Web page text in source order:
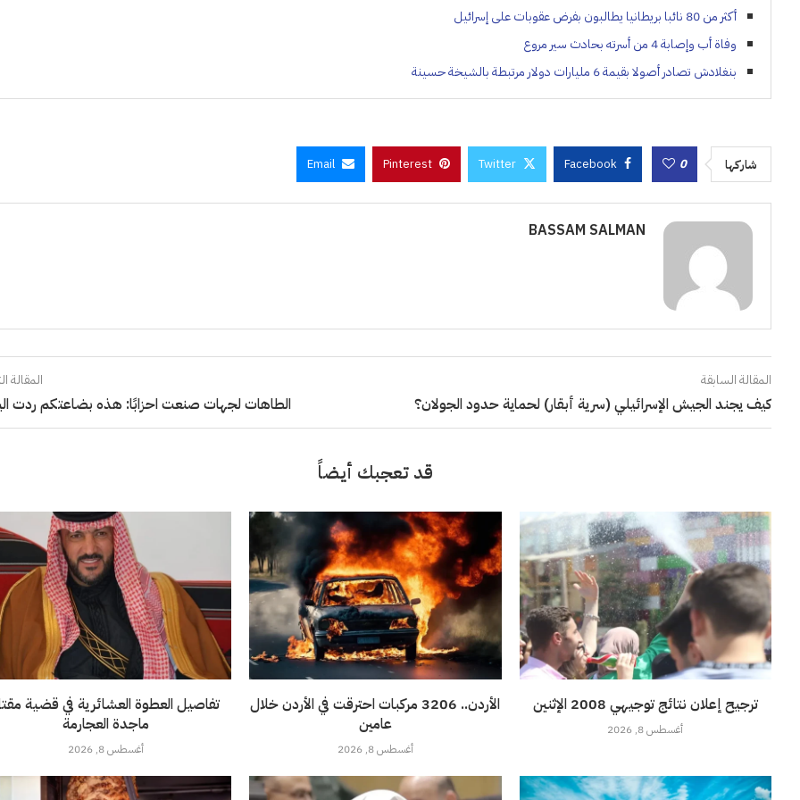
أكثر من 80 نائبا بريطانيا يطالبون بفرض عقوبات على إسرائيل
وفاة أب وإصابة 4 من أسرته بحادث سير مروع
بنغلادش تصادر أصولا بقيمة 6 مليارات دولار مرتبطة بالشيخة حسينة
شاركها 0
Facebook
Twitter
Pinterest
Email
BASSAM SALMAN
المقالة السابقة
كيف يجند الجيش الإسرائيلي (سرية أبقار) لحماية حدود الجولان؟
المقالة
الطاهات لجهات صنعت احزابًا: هذه بضاعتكم ردت
قد تعجبك أيضاً
تفاصيل العطوة العشائرية في قضية
ماجدة العجارمة
أغسطس 8, 2026
الأردن.. 3206 مركبات احترقت في الأردن خلال
عامين
أغسطس 8, 2026
ترجيح إعلان نتائج توجيهي 2008 الإثنين
أغسطس 8, 2026